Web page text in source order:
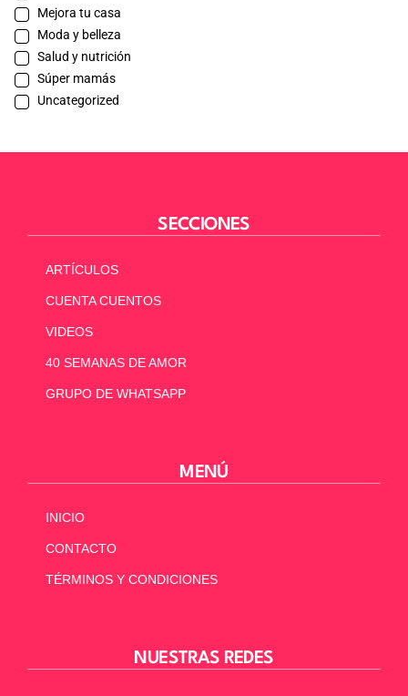
Mejora tu casa
Moda y belleza
Salud y nutrición
Súper mamás
Uncategorized
SECCIONES
ARTÍCULOS
CUENTA CUENTOS
VIDEOS
40 SEMANAS DE AMOR
GRUPO DE WHATSAPP
MENÚ
INICIO
CONTACTO
TÉRMINOS Y CONDICIONES
NUESTRAS REDES